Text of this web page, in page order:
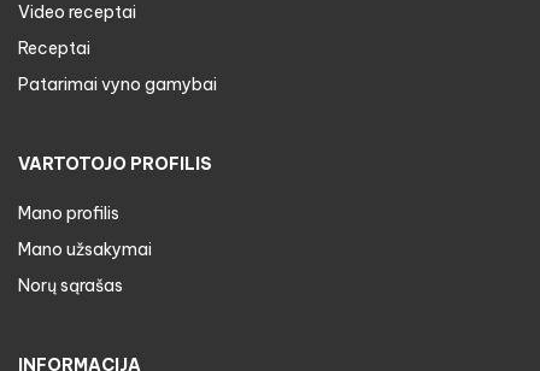
Video receptai
Receptai
Patarimai vyno gamybai
VARTOTOJO PROFILIS
Mano profilis
Mano užsakymai
Norų sąrašas
INFORMACIJA